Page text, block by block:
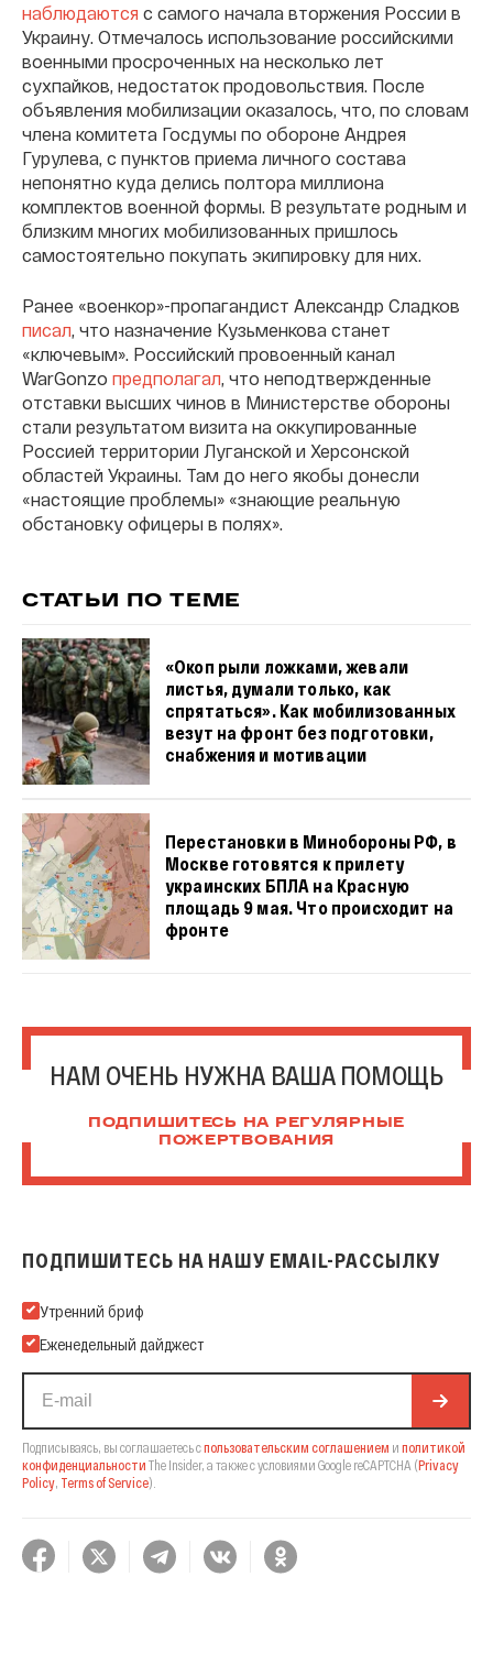
наблюдаются с самого начала вторжения России в
Украину. Отмечалось использование российскими
военными просроченных на несколько лет
сухпайков, недостаток продовольствия. После
объявления мобилизации оказалось, что, по словам
члена комитета Госдумы по обороне Андрея
Гурулева, с пунктов приема личного состава
непонятно куда делись полтора миллиона
комплектов военной формы. В результате родным и
близким многих мобилизованных пришлось
самостоятельно покупать экипировку для них.
Ранее «военкор»-пропагандист Александр Сладков
писал , что назначение Кузьменкова станет
«ключевым». Российский провоенный канал
WarGonzo предполагал , что неподтвержденные
отставки высших чинов в Министерстве обороны
стали результатом визита на оккупированные
Россией территории Луганской и Херсонской
областей Украины. Там до него якобы донесли
«настоящие проблемы» «знающие реальную
обстановку офицеры в полях».
СТАТЬИ ПО ТЕМЕ
«Окоп рыли ложками, жевали
листья, думали только, как
спрятаться». Как мобилизованных
везут на фронт без подготовки,
снабжения и мотивации
Перестановки в Минобороны РФ, в
Москве готовятся к прилету
украинских БПЛА на Красную
площадь 9 мая. Что происходит на
фронте
НАМ ОЧЕНЬ НУЖНА ВАША ПОМОЩЬ
ПОДПИШИТЕСЬ НА РЕГУЛЯРНЫЕ
ПОЖЕРТВОВАНИЯ
ПОДПИШИТЕСЬ НА НАШУ EMAIL-РАССЫЛКУ
Подпишитесь на нашу Email-рассылку
Утренний бриф
Еженедельный дайджест
Подписываясь, вы соглашаетесь спользовательским соглашением и политикой
конфиденциальности The Insider, а также с условиями Google reCAPTCHA (Privacy
Policy Terms of Service).